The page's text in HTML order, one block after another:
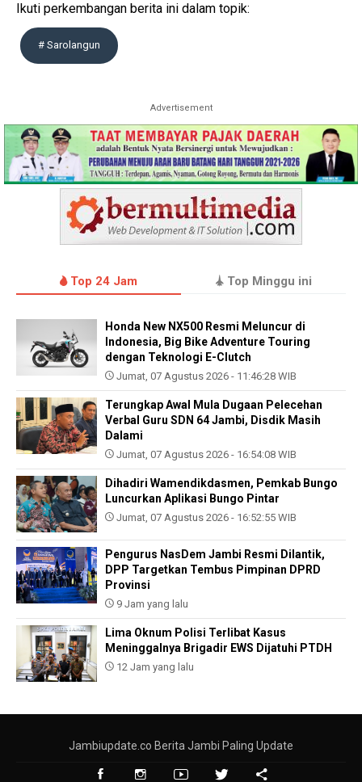
Ikuti perkembangan berita ini dalam topik:
# Sarolangun
Advertisement
Top 24 Jam Top Minggu ini
Honda New NX500 Resmi Meluncur di
Indonesia, Big Bike Adventure Touring
dengan Teknologi E-Clutch
Jumat, 07 Agustus 2026 - 11:46:28 WIB
Terungkap Awal Mula Dugaan Pelecehan
Verbal Guru SDN 64 Jambi, Disdik Masih
Dalami
Jumat, 07 Agustus 2026 - 16:54:08 WIB
Dihadiri Wamendikdasmen, Pemkab Bungo
Luncurkan Aplikasi Bungo Pintar
Jumat, 07 Agustus 2026 - 16:52:55 WIB
Pengurus NasDem Jambi Resmi Dilantik,
DPP Targetkan Tembus Pimpinan DPRD
Provinsi
9 Jam yang lalu
Lima Oknum Polisi Terlibat Kasus
Meninggalnya Brigadir EWS Dijatuhi PTDH
12 Jam yang lalu
Jambiupdate.co Berita Jambi Paling Update